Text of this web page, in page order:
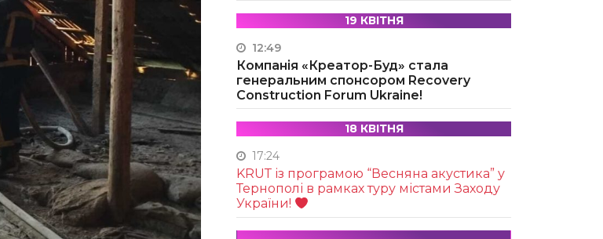
19 КВІТНЯ
12:49
Компанія «Креатор-Буд» стала
генеральним спонсором Recovery
Construction Forum Ukraine!
18 КВІТНЯ
17:24
KRUТ із програмою “Весняна акустика” у
Тернополі в рамках туру містами Заходу
України!